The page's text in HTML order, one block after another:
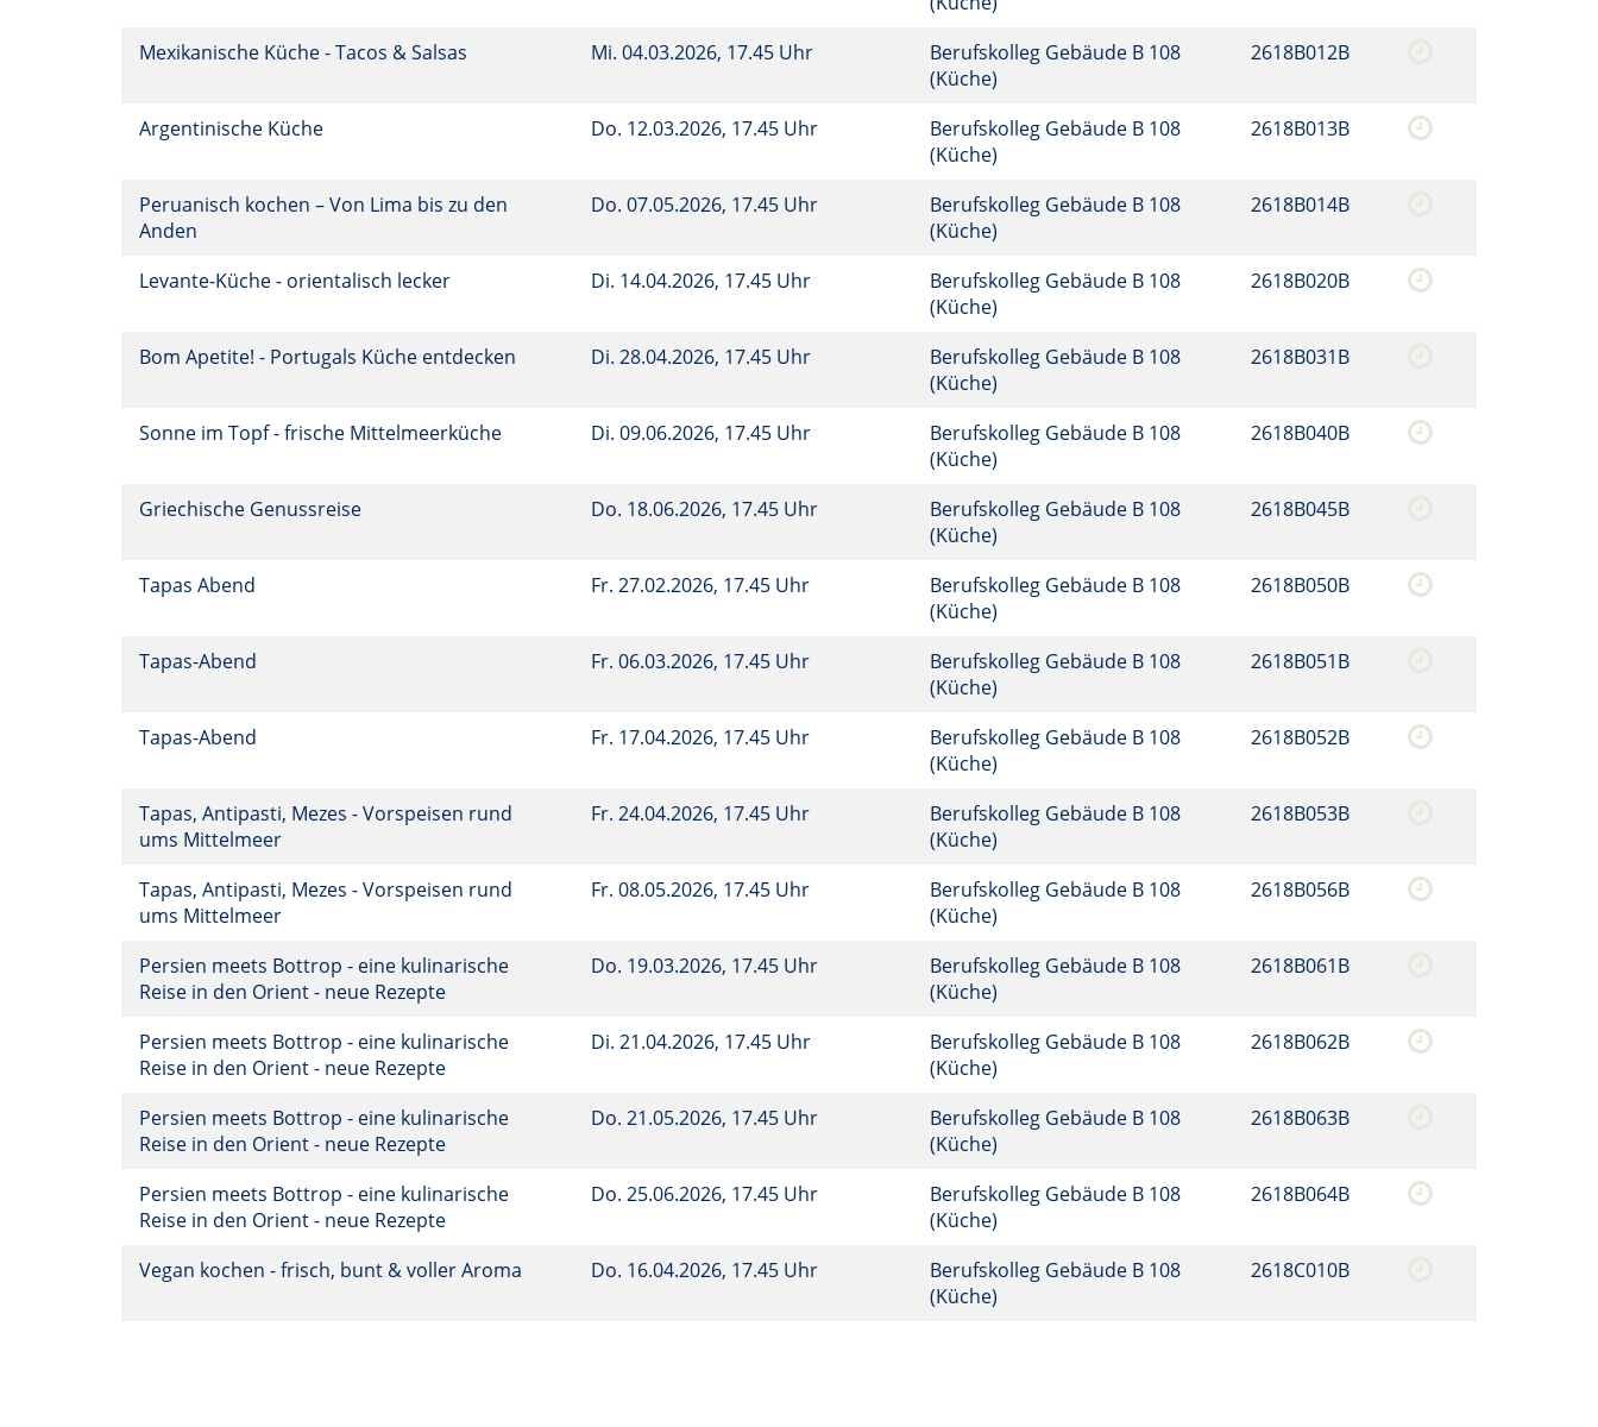
Mexikanische Küche - Tacos & Salsas Mi. 04.03.2026, 17.45 Uhr
Berufskolleg Gebäude B 108
(Küche)
2618B012B
Argentinische Küche Do. 12.03.2026, 17.45 Uhr
Berufskolleg Gebäude B 108
(Küche)
2618B013B
Peruanisch kochen – Von Lima bis zu den
Anden
Do. 07.05.2026, 17.45 Uhr
Berufskolleg Gebäude B 108
(Küche)
2618B014B
Levante-Küche - orientalisch lecker Di. 14.04.2026, 17.45 Uhr
Berufskolleg Gebäude B 108
(Küche)
2618B020B
Bom Apetite! - Portugals Küche entdecken Di. 28.04.2026, 17.45 Uhr
Berufskolleg Gebäude B 108
(Küche)
2618B031B
Sonne im Topf - frische Mittelmeerküche Di. 09.06.2026, 17.45 Uhr
Berufskolleg Gebäude B 108
(Küche)
2618B040B
Griechische Genussreise Do. 18.06.2026, 17.45 Uhr
Berufskolleg Gebäude B 108
(Küche)
2618B045B
Tapas Abend Fr. 27.02.2026, 17.45 Uhr
Berufskolleg Gebäude B 108
(Küche)
2618B050B
Tapas-Abend Fr. 06.03.2026, 17.45 Uhr
Berufskolleg Gebäude B 108
(Küche)
2618B051B
Tapas-Abend Fr. 17.04.2026, 17.45 Uhr
Berufskolleg Gebäude B 108
(Küche)
2618B052B
Tapas, Antipasti, Mezes - Vorspeisen rund
ums Mittelmeer
Fr. 24.04.2026, 17.45 Uhr
Berufskolleg Gebäude B 108
(Küche)
2618B053B
Tapas, Antipasti, Mezes - Vorspeisen rund
ums Mittelmeer
Fr. 08.05.2026, 17.45 Uhr
Berufskolleg Gebäude B 108
(Küche)
2618B056B
Persien meets Bottrop - eine kulinarische
Reise in den Orient - neue Rezepte
Do. 19.03.2026, 17.45 Uhr
Berufskolleg Gebäude B 108
(Küche)
2618B061B
Persien meets Bottrop - eine kulinarische
Reise in den Orient - neue Rezepte
Di. 21.04.2026, 17.45 Uhr
Berufskolleg Gebäude B 108
(Küche)
2618B062B
Persien meets Bottrop - eine kulinarische
Reise in den Orient - neue Rezepte
Do. 21.05.2026, 17.45 Uhr
Berufskolleg Gebäude B 108
(Küche)
2618B063B
Persien meets Bottrop - eine kulinarische
Reise in den Orient - neue Rezepte
Do. 25.06.2026, 17.45 Uhr
Berufskolleg Gebäude B 108
(Küche)
2618B064B
Vegan kochen - frisch, bunt & voller Aroma Do. 16.04.2026, 17.45 Uhr
Berufskolleg Gebäude B 108
(Küche)
2618C010B